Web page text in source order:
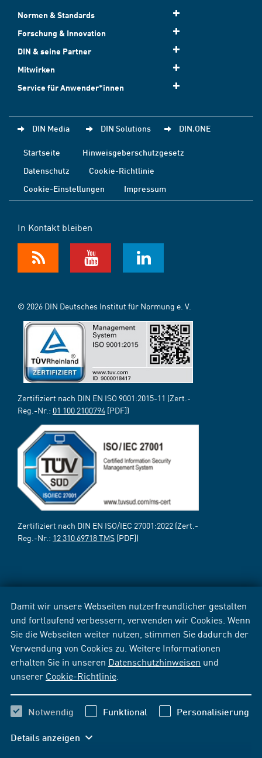
Damit wir unsere Webseiten nutzerfreundlicher gestalten
und fortlaufend verbessern, verwenden wir Cookies. Wenn
Sie die Webseiten weiter nutzen, stimmen Sie dadurch der
Verwendung von Cookies zu. Weitere Informationen
erhalten Sie in unseren Datenschutzhinweisen und
unserer Cookie-Richtlinie
Notwendig Funktional Personalisierung
Details anzeigen
Normen & Standards
Forschung & Innovation
DIN & seine Partner
Mitwirken
Service für Anwender*innen
DIN Media DIN Solutions DIN.ONE
Startseite
Hinweisgeberschutzgesetz
Datenschutz
Cookie-Richtlinie
Cookie-Einstellungen
Impressum
In Kontakt bleiben
© 2026 DIN Deutsches Institut für Normung e. V.
Zertifiziert nach DIN EN ISO 9001:2015-11 (Zert.-
Reg.-Nr.: 01 100 2100794 [PDF])
Zertifiziert nach DIN EN ISO/IEC 27001:2022 (Zert.-
Reg.-Nr.: 12 310 69718 TMS [PDF])